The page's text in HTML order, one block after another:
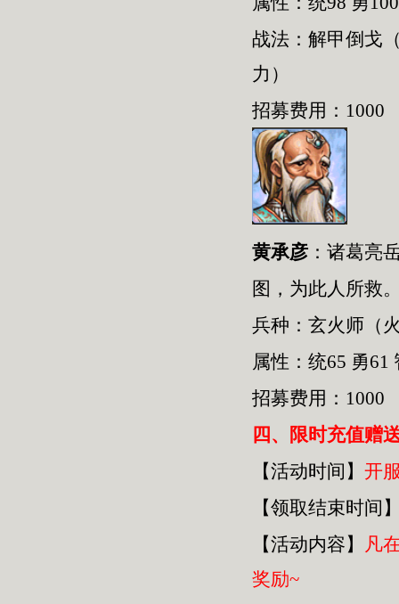
战法：解甲倒戈
力）
招募费用：1000
黄承彦 ： 诸葛亮
图，为此人所救
兵种： 玄火师 （
属性：统65 勇61
招募费用：1000
四 、限时充值赠
【活动时间】 开
【领取结束时间
【活动内容】
凡
奖励~